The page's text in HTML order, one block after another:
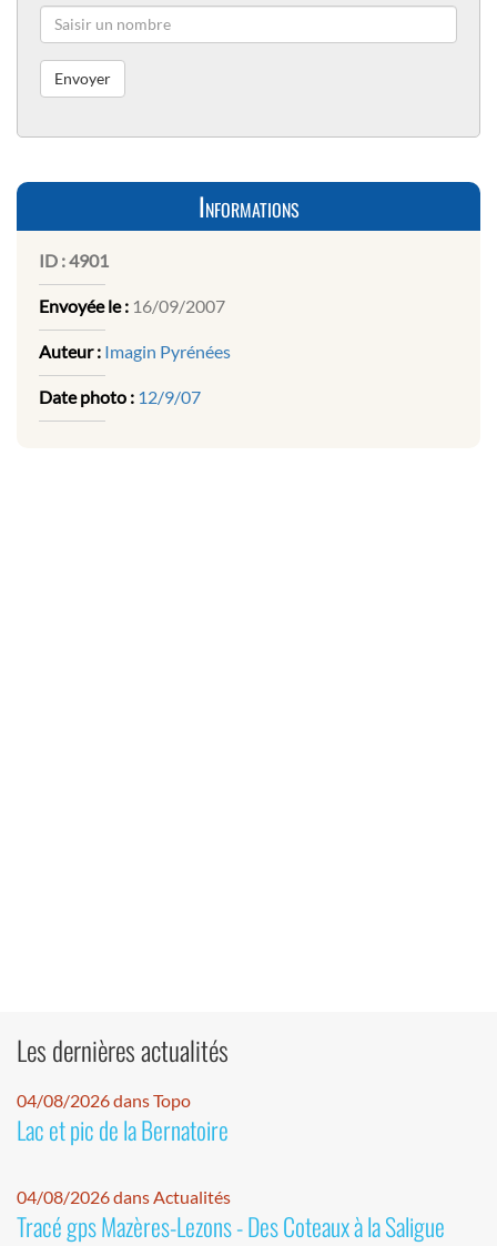
Informations
ID :4901
Envoyée le : 16/09/2007
Auteur : Imagin Pyrénées
Date photo : 12/9/07
Les dernières actualités
04/08/2026 dans Topo
Lac et pic de la Bernatoire
04/08/2026 dans Actualités
Tracé gps Mazères-Lezons - Des Coteaux à la Saligue